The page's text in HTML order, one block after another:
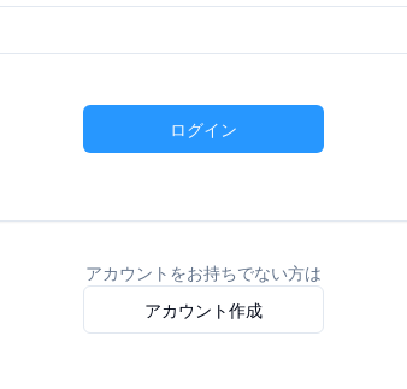
ログイン
アカウントをお持ちでない方は
アカウント作成